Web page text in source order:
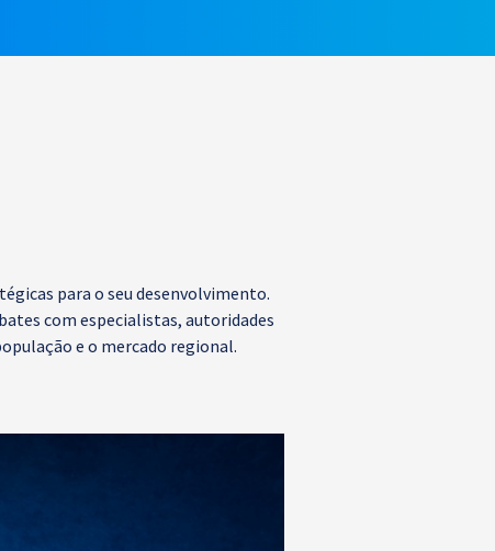
para o seu desenvolvimento.
com especialistas, autoridades
e o mercado regional.